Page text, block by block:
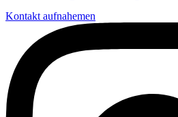
Kontakt aufnahemen